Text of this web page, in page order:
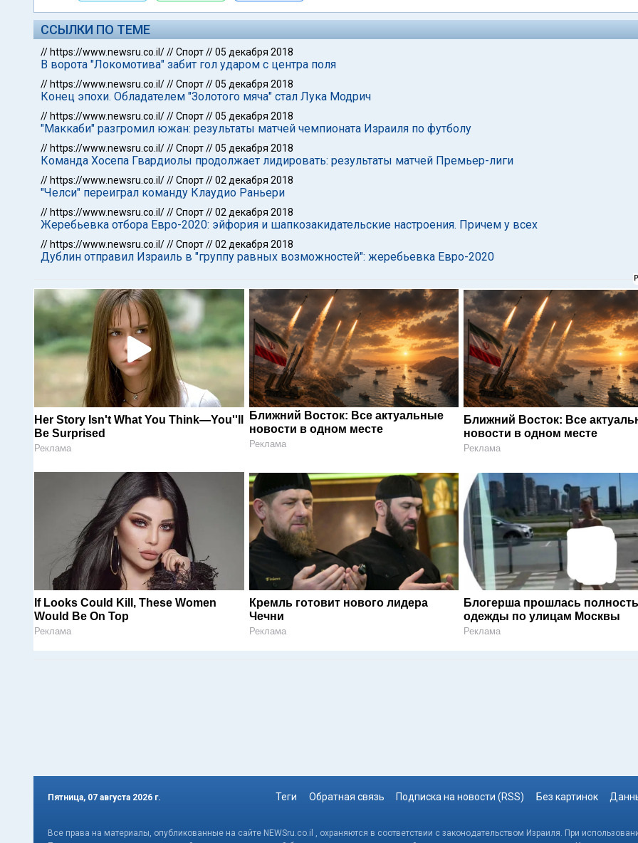
ССЫЛКИ ПО ТЕМЕ
// https://www.newsru.co.il///Спорт//05 декабря 2018
В ворота "Локомотива" забит гол ударом с центра поля
// https://www.newsru.co.il///Спорт//05 декабря 2018
Конец эпохи. Обладателем "Золотого мяча" стал Лука Модрич
// https://www.newsru.co.il///Спорт//05 декабря 2018
"Маккаби" разгромил южан: результаты матчей чемпионата Израиля по футболу
// https://www.newsru.co.il///Спорт//05 декабря 2018
Команда Хосепа Гвардиолы продолжает лидировать: результаты матчей Премьер-лиги
// https://www.newsru.co.il///Спорт//02 декабря 2018
"Челси" переиграл команду Клаудио Раньери
// https://www.newsru.co.il///Спорт//02 декабря 2018
Жеребьевка отбора Евро-2020: эйфория и шапкозакидательские настроения. Причем у всех
// https://www.newsru.co.il///Спорт//02 декабря 2018
Дублин отправил Израиль в "группу равных возможностей": жеребьевка Евро-2020
Her Story Isn't What You Think—You''ll
Be Surprised
Реклама
Ближний Восток: Все актуальные
новости в одном месте
Реклама
Ближний Восток: Все
новости в одном месте
Реклама
If Looks Could Kill, These Women
Would Be On Top
Реклама
Кремль готовит нового лидера
Чечни
Реклама
Блогерша прошлась
одежды по улицам Москвы
Реклама
Пятница, 07 августа 2026 г. Теги Обратная связь Подписка на новости (RSS) Без картинок
Все права на материалы, опубликованные на сайте NEWSru.co.il , охраняются в соответствии с законодательством Израиля. При